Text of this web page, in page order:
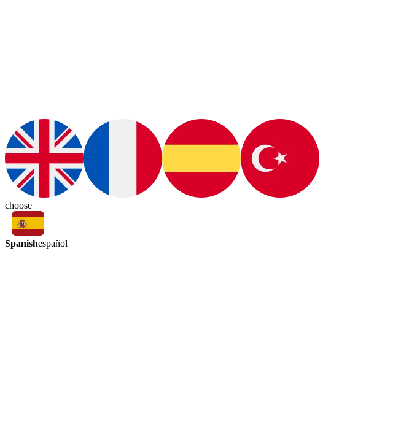
choose
Spanishespañol